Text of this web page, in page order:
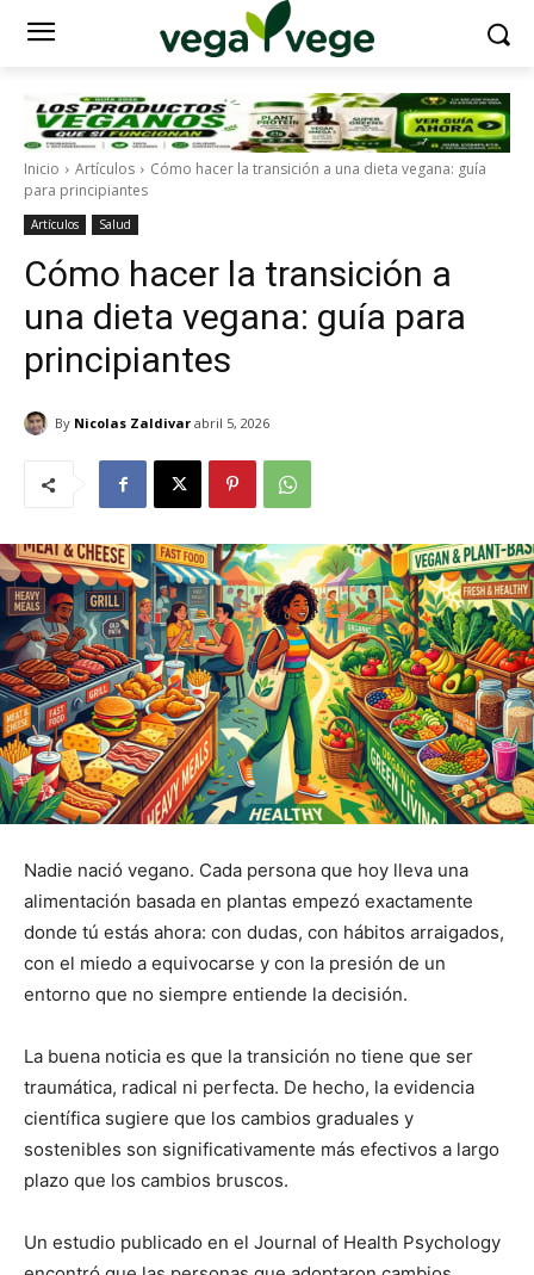
Inicio Artículos
Cómo hacer la transición a una dieta vegana: guía
para principiantes
Artículos Salud
Cómo hacer la transición a
una dieta vegana: guía para
principiantes
By Nicolas Zaldivar abril 5, 2026
Nadie nació vegano. Cada persona que hoy lleva una
alimentación basada en plantas empezó exactamente
donde tú estás ahora: con dudas, con hábitos arraigados,
con el miedo a equivocarse y con la presión de un
entorno que no siempre entiende la decisión.
La buena noticia es que la transición no tiene que ser
traumática, radical ni perfecta. De hecho, la evidencia
científica sugiere que los cambios graduales y
sostenibles son significativamente más efectivos a largo
plazo que los cambios bruscos.
Un estudio publicado en el Journal of Health Psychology